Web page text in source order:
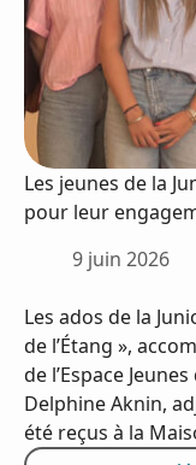
Les jeunes de la
pour leur
9 juin 2026
Les ados de la
de l’Étang »,
de l’Espace
Delphine Aknin,
été reçus à la